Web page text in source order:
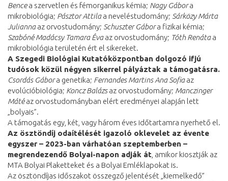
Bencea szervetlen és fémorganikus kémia; Nagy Gábora
mikrobiológia; Pásztor Attilaa neveléstudomány; Sárközy Márta
Juliannaaz orvostudomány; Schuszter Gábora fizikai kémia;
Szabóné Madácsy Tamara Évaaz orvostudomány; Tóth Renátaa
mikrobiológia területén ért el sikereket.
A Szegedi Biológiai Kutatóközpontban dolgozó ifjú
tudósok közül négyen sikerrel pályáztak a támogatásra.
Csordás Gábora genetika; Fernandes Martins Ana Sofiaaz
evolúcióbiológia; Koncz Balázsaz orvostudomány; Manczinger
Mátéaz orvostudományban elért eredményei alapján lett
„bolyais”.
A támogatás egy, két, vagy három éves időtartamra nyerhető el.
Az ösztöndíj odaítélését igazoló oklevelet az évente
egyszer – 2023-ban várhatóan szeptemberben –
megrendezendő Bolyai-napon adják át , amikor kiosztják az
MTA Bolyai Plaketteket és a Bolyai Emléklapokat is.
Az ösztöndíjas időszakot összegző jelentését „kiemelkedő”